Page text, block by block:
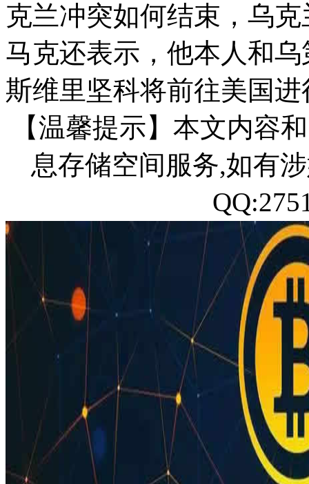
克兰冲突如何结束，乌
马克还表示，他本人和
斯维里坚科将前往美国
【温馨提示】本文内容
息存储空间服务,如有